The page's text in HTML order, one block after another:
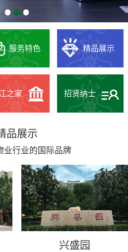
服务特色 精品展示
之家 招贤纳士
品展示
业行业的国际品牌
兴盛园